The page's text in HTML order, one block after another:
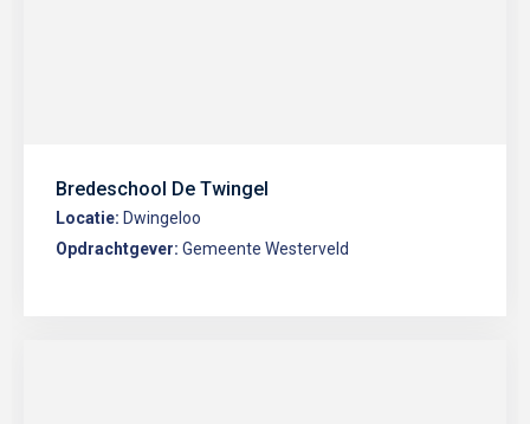
Bredeschool De Twingel
Locatie: Dwingeloo
Opdrachtgever: Gemeente Westerveld